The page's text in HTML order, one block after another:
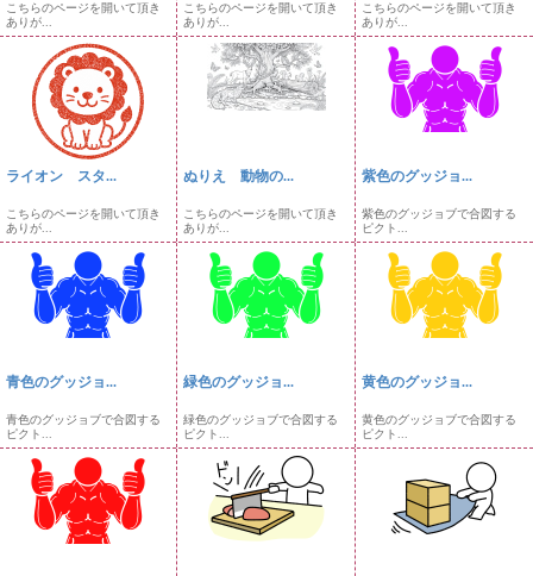
こちらのページを開いて頂き
ありが...
こちらのページを開いて頂き
ありが...
こちらのページを開いて頂き
ありが...
ライオン スタ...
こちらのページを開いて頂き
ありが...
ぬりえ 動物の...
こちらのページを開いて頂き
ありが...
紫色のグッジョ...
紫色のグッジョブで合図する
ピクト...
青色のグッジョ...
青色のグッジョブで合図する
ピクト...
緑色のグッジョ...
緑色のグッジョブで合図する
ピクト...
黄色のグッジョ...
黄色のグッジョブで合図する
ピクト...